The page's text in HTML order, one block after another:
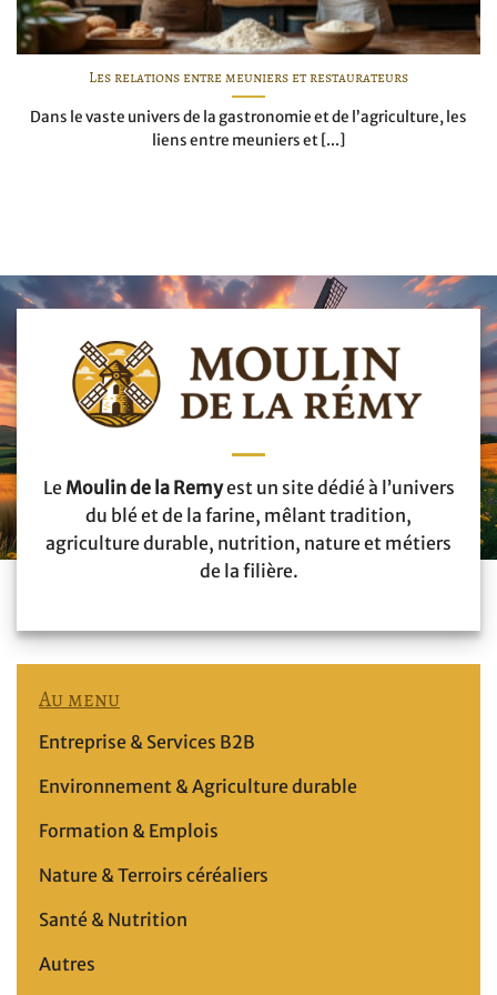
Les relations entre meuniers et restaurateurs
Dans le vaste univers de la gastronomie et de l’agriculture, les
liens entre meuniers et [...]
Le Moulin de la Remyest un site dédié à l’univers
du blé et de la farine, mêlant tradition,
agriculture durable, nutrition, nature et métiers
de la filière.
Au menu
Entreprise & Services B2B
Environnement & Agriculture durable
Formation & Emplois
Nature & Terroirs céréaliers
Santé & Nutrition
Autres